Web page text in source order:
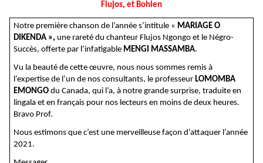
Flujos, et Bohlen
Notre première chanson de l’année s’intitule « MARIAGE O
DIKENDA », une rareté du chanteur Flujos Ngongo et le Négro-
Succès, offerte par l’infatigable MENGI MASSAMBA.
Vu la beauté de cette œuvre, nous nous sommes remis à
l’expertise de l’un de nos consultants, le professeur LOMOMBA
EMONGOdu Canada, qui l’a, à notre grande surprise, traduite en
lingala et en français pour nos lecteurs en moins de deux heures.
Bravo Prof.
Nous estimons que c’est une merveilleuse façon d’attaquer l’année
2021.